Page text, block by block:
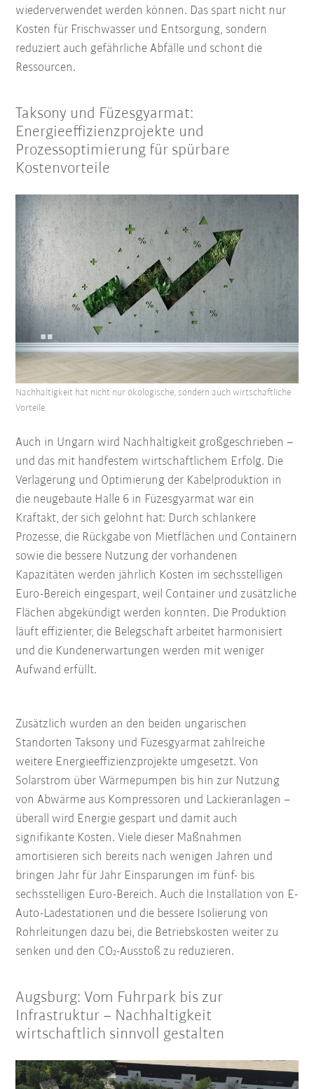
wiederverwendet werden können. Das spart nicht nur
Kosten für Frischwasser und Entsorgung, sondern
reduziert auch gefährliche Abfälle und schont die
Ressourcen.
Taksony und Füzesgyarmat:
Energieeffizienzprojekte und
Prozessoptimierung für spürbare
Kostenvorteile
Auch in Ungarn wird Nachhaltigkeit großgeschrieben –
und das mit handfestem wirtschaftlichem Erfolg. Die
Verlagerung und Optimierung der Kabelproduktion in
die neugebaute Halle 6 in Füzesgyarmat war ein
Kraftakt, der sich gelohnt hat: Durch schlankere
Prozesse, die Rückgabe von Mietflächen und Containern
sowie die bessere Nutzung der vorhandenen
Kapazitäten werden jährlich Kosten im sechsstelligen
Euro-Bereich eingespart, weil Container und zusätzliche
Flächen abgekündigt werden konnten. Die Produktion
läuft effizienter, die Belegschaft arbeitet harmonisiert
und die Kundenerwartungen werden mit weniger
Aufwand erfüllt.
Nachhaltigkeit hat nicht nur ökologische, sondern auch wirtschaftliche
Vorteile.
Zusätzlich wurden an den beiden ungarischen
Standorten Taksony und Füzesgyarmat zahlreiche
weitere Energieeffizienzprojekte umgesetzt. Von
Solarstrom über Wärmepumpen bis hin zur Nutzung
von Abwärme aus Kompressoren und Lackieranlagen –
überall wird Energie gespart und damit auch
signifikante Kosten. Viele dieser Maßnahmen
amortisieren sich bereits nach wenigen Jahren und
bringen Jahr für Jahr Einsparungen im fünf- bis
sechsstelligen Euro-Bereich. Auch die Installation von E-
Auto-Ladestationen und die bessere Isolierung von
Rohrleitungen dazu bei, die Betriebskosten weiter zu
senken und den CO₂-Ausstoß zu reduzieren.
Augsburg: Vom Fuhrpark bis zur
Infrastruktur – Nachhaltigkeit
wirtschaftlich sinnvoll gestalten